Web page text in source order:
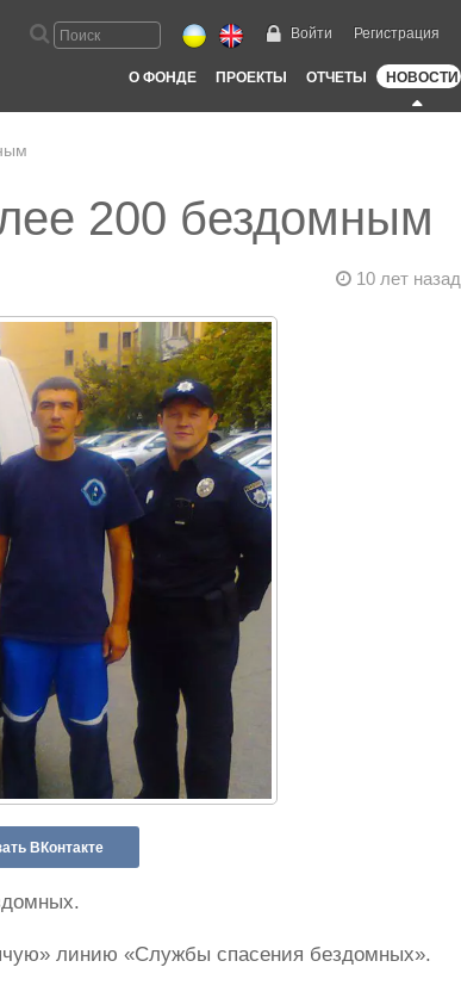
Войти Регистрация
О ФОНДЕ ПРОЕКТЫ ОТЧЕТЫ НОВОСТИ
200 бездомным
10 лет назад
ВКонтакте
линию «Службы спасения бездомных».